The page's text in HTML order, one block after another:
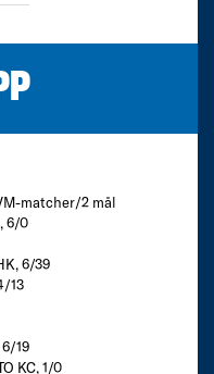
matcher/2 mål
6/0
6/39
13
6/19
KC, 1/0